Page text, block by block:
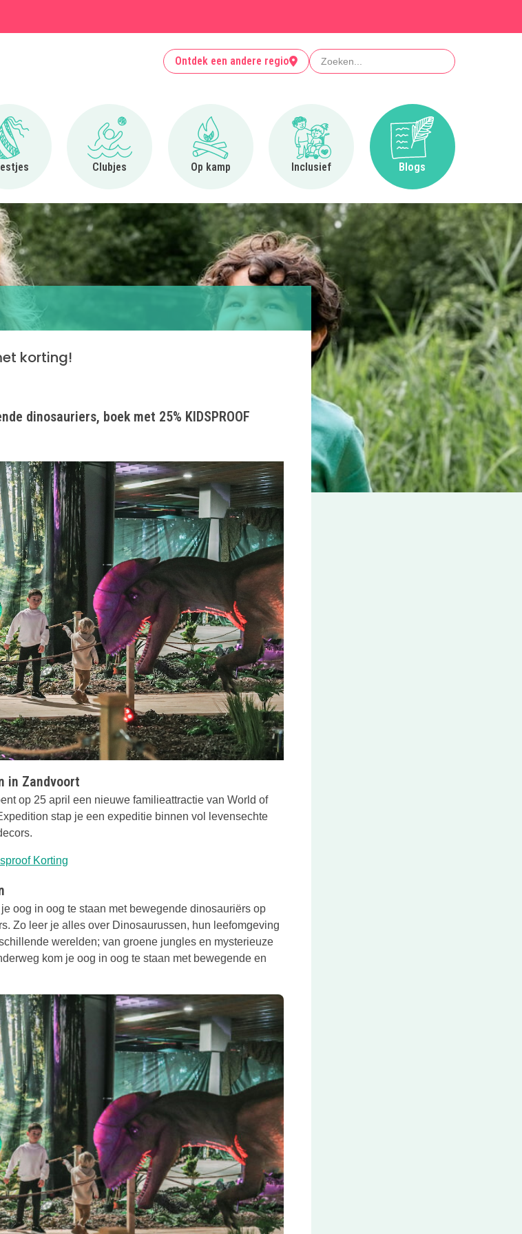
Ontdek een andere regio Zoeken
Ga naar Feestjes
Clubjes
Ga naar Clubjes
Op kamp
Ga naar Op kamp
Inclusief
Ga naar Inclusief
Blogs
Ga naar Blogs
korting!
dinosauriers, boek met 25% KIDSPROOF
in Zandvoort
op 25 april een nieuwe familieattractie van World of
stap je een expeditie binnen vol levensechte
Korting
oog in oog te staan met bewegende dinosauriërs op
Zo leer je alles over Dinosaurussen, hun leefomgeving
werelden; van groene jungles en mysterieuze
kom je oog in oog te staan met bewegende en